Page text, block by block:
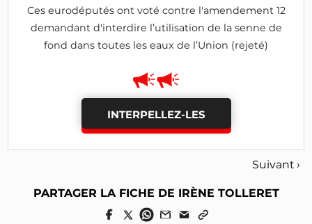
Ces eurodéputés ont voté contre l'amendement 12
demandant d'interdire l’utilisation de la senne de
fond dans toutes les eaux de l’Union (rejeté)
INTERPELLEZ-LES
Suivant ›
PARTAGER LA FICHE DE IRÈNE TOLLERET